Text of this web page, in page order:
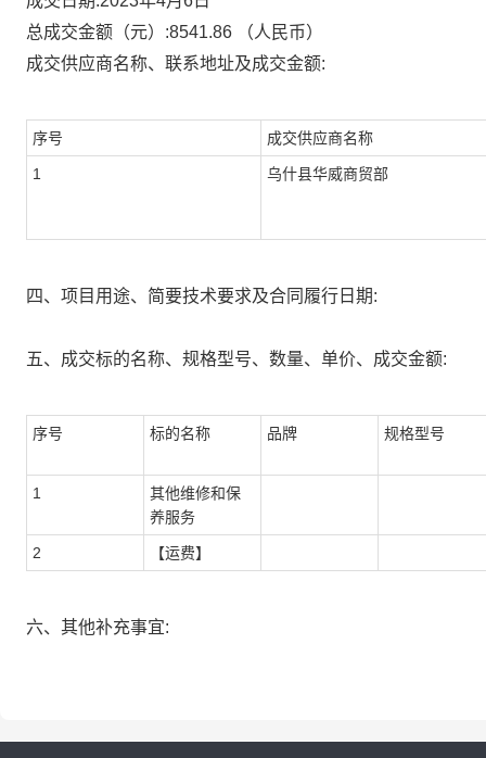
总成交金额（元）:8541.86 （人民币）
成交供应商名称、联系地址及成交金额:
序号 成交供应商名称
1 乌什县华威商贸部
四、项目用途、简要技术要求及合同履行日期:
五、成交标的名称、规格型号、数量、单价、成交金额:
序号 标的名称 品牌 规格型号
1
其他维修和保
养服务
2 【运费】
六、其他补充事宜: